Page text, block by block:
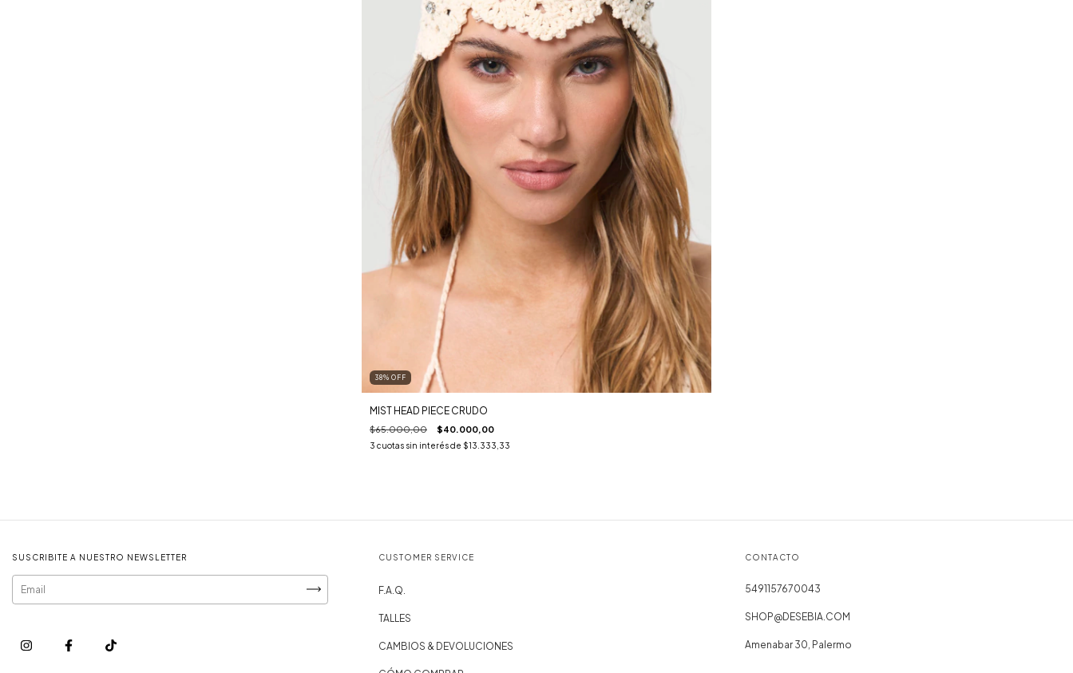
38% OFF
MIST HEAD PIECE CRUDO
$65.000,00 $40.000,00
3 cuotas sin interés de $13.333,33
SUSCRIBITE A NUESTRO NEWSLETTER CUSTOMER SERVICE
F.A.Q.
TALLES
CAMBIOS & DEVOLUCIONES
CONTACTO
5491157670043
SHOP@DESEBIA.COM
Amenabar 30, Palermo